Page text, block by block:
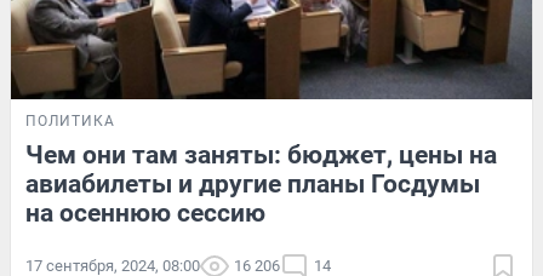
ПОЛИТИКА
Чем они там заняты: бюджет, цены на
авиабилеты и другие планы Госдумы
на осеннюю сессию
17 сентября, 2024, 08:00 16 206 14